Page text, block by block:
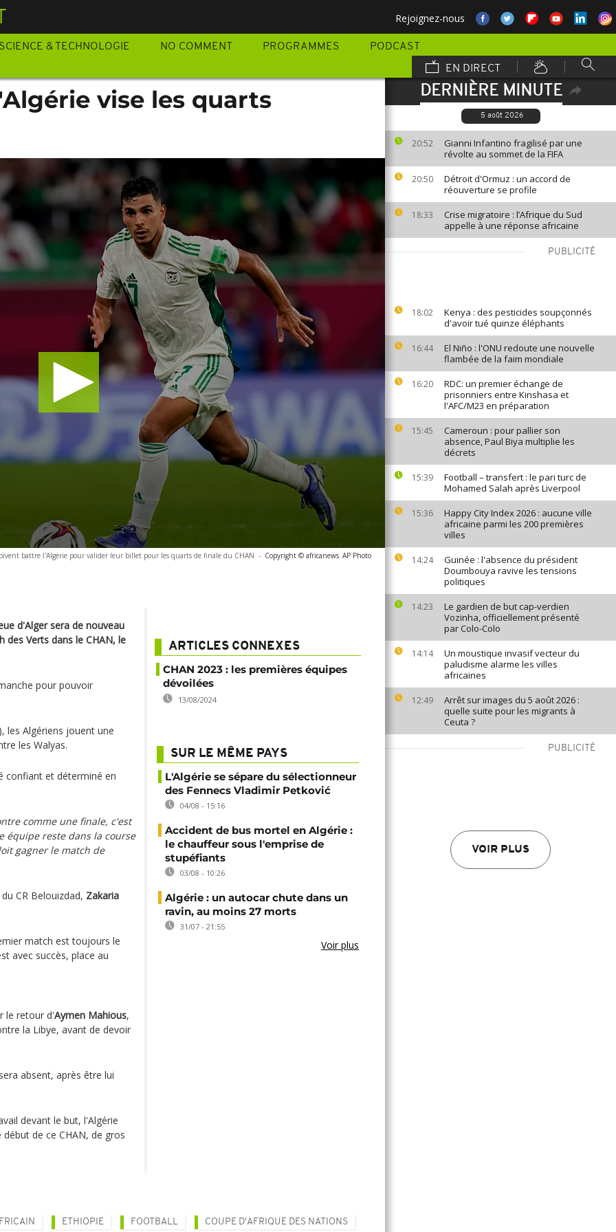
Rejoignez-nous
SCIENCE & TECHNOLOGIE NO COMMENT PROGRAMMES
PODCAST
EN DIRECT
DERNIÈRE MINUTE
5 août 2026
20:52
Gianni Infantino fragilisé par une
révolte au sommet de la FIFA
20:50
Détroit d'Ormuz : un accord de
réouverture se profile
18:33
Crise migratoire : l’Afrique du Sud
appelle à une réponse africaine
PUBLICITÉ
18:02
Kenya : des pesticides soupçonnés
d'avoir tué quinze éléphants
16:44
El Niño : l'ONU redoute une nouvelle
flambée de la faim mondiale
16:20
RDC: un premier échange de
prisonniers entre Kinshasa et
l'AFC/M23 en préparation
15:45
Cameroun : pour pallier son
absence, Paul Biya multiplie les
décrets
15:39
Football – transfert : le pari turc de
Mohamed Salah après Liverpool
15:36
Happy City Index 2026 : aucune ville
africaine parmi les 200 premières
villes
14:24
Guinée : l'absence du président
Doumbouya ravive les tensions
politiques
14:23
Le gardien de but cap-verdien
Vozinha, officiellement présenté
par Colo-Colo
14:14
Un moustique invasif vecteur du
paludisme alarme les villes
africaines
12:49
Arrêt sur images du 5 août 2026 :
quelle suite pour les migrants à
Ceuta ?
PUBLICITÉ
VOIR PLUS
vise les quarts
battre l'Algérie pour valider leur billet pour les quarts de finale du CHAN - Copyright © africanews AP Photo
d'Alger sera de nouveau
Verts dans le CHAN, le
pour pouvoir
les Algériens jouent une
les Walyas.
confiant et déterminé en
comme une finale, c'est
équipe reste dans la course
gagner le match de
CR Belouizdad, Zakaria
match est toujours le
avec succès, place au
le retour d'Aymen Mahious,
la Libye, avant de devoir
absent, après être lui
devant le but, l'Algérie
de ce CHAN, de gros
ARTICLES CONNEXES
CHAN 2023 : les premières équipes
dévoilées
13/08/2024
SUR LE MÊME PAYS
L'Algérie se sépare du sélectionneur
des Fennecs Vladimir Petković
04/08 - 15:16
Accident de bus mortel en Algérie :
le chauffeur sous l'emprise de
stupéfiants
03/08 - 10:26
Algérie : un autocar chute dans un
ravin, au moins 27 morts
31/07 - 21:55
Voir plus
ETHIOPIE FOOTBALL COUPE D'AFRIQUE DES NATIONS